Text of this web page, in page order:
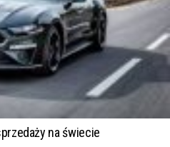
na świecie